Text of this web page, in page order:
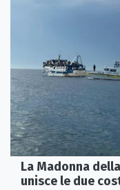
La Madonna
unisce le due